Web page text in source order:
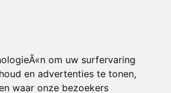
om uw surfervaring
en advertenties te tonen,
waar onze bezoekers